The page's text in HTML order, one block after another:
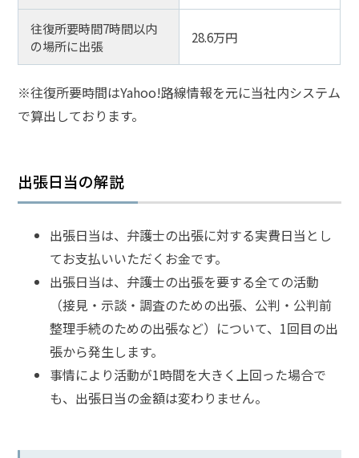
往復所要時間7時間以内
の場所に出張
28.6万円
※往復所要時間はYahoo!路線情報を元に当社内システム
で算出しております。
出張日当の解説
出張日当は、弁護士の出張に対する実費日当とし
てお支払いいただくお金です。
出張日当は、弁護士の出張を要する全ての活動
（接見・示談・調査のための出張、公判・公判前
整理手続のための出張など）について、1回目の出
張から発生します。
事情により活動が1時間を大きく上回った場合で
も、出張日当の金額は変わりません。